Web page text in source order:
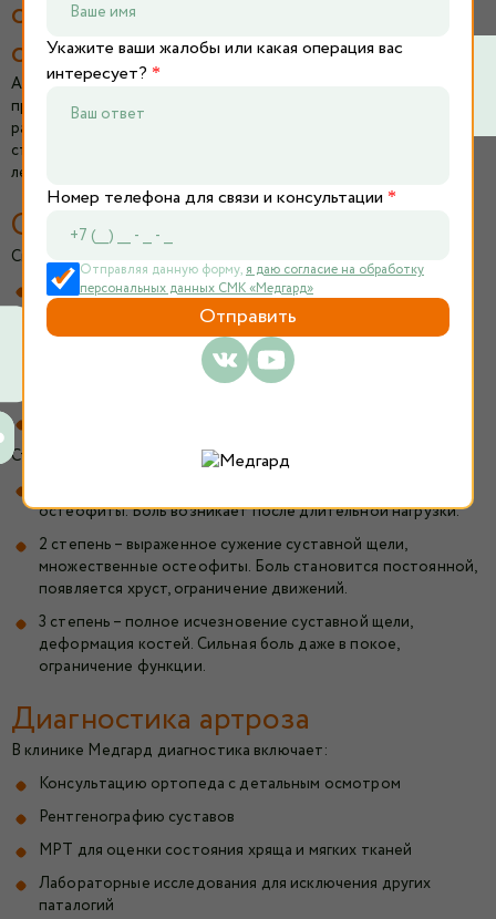
современное лечение на всех
стадиях
Артроз коленного сустава (гонартроз) – это хроническое
прогрессирующее заболевание, характеризующееся
разрушением суставного хряща. С этой проблемой
сталкивается каждый пятый человек старше 40 лет, а после 60
лет распространенность заболевания превышает 70%.
Симптомы и степени артроза
Симптомы развиваются постепенно:
Боль в колене, усиливающаяся при нагрузке
Утренняя скованность (до 30 минут)
Ограничение подвижности
Степени артроза коленного сустава:
остеофиты. Боль возникает после длительной нагрузки.
2 степень – выраженное сужение суставной щели,
множественные остеофиты. Боль становится постоянной,
появляется хруст, ограничение движений.
3 степень – полное исчезновение суставной щели,
деформация костей. Сильная боль даже в покое,
ограничение функции.
Диагностика артроза
В клинике Медгард диагностика включает:
Консультацию ортопеда с детальным осмотром
Рентгенографию суставов
МРТ для оценки состояния хряща и мягких тканей
Лабораторные исследования для исключения других
паталогий
Укажите ваши жалобы или какая операция вас
интересует? *
Номер телефона для связи и консультации *
Отправляя данную форму,я даю согласие на обработку
персональных данных СМК «Медгард»